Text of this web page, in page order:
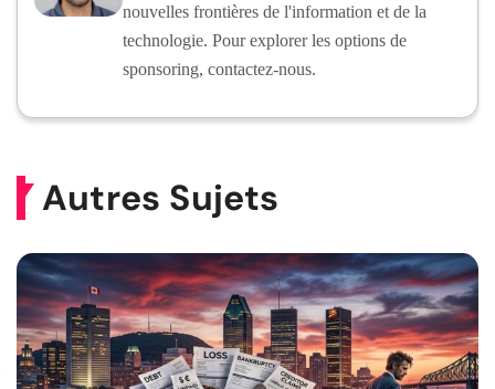
nouvelles frontières de l'information et de la
technologie. Pour explorer les options de
sponsoring, contactez-nous.
Autres Sujets